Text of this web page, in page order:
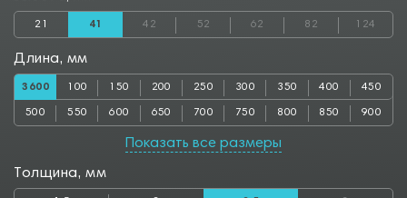
21 41 42 52 62 82 124
Длина, мм
3600 100 150 200 250 300 350 400 450
500 550 600 650 700 750 800 850 900
1050 1100 1150 1200 1250
1850 1900 1950 2000 2050 2100 2150 2200 2250
Показать все размеры
Толщина, мм